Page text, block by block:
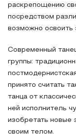
раскрепощению
посредством
возможно освоить
Современный
группы:
принято считать
танца от
ней исполнитель
изобретать новые
своим телом.